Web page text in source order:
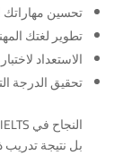
تحسين مهاراتك
تطوير لغتك
الاستعداد
تحقيق الدرجة
النجاح في IELTS ليس مسألة حظ…
بل نتيجة